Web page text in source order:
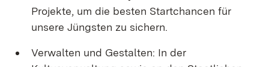
Projekte, um die besten Startchancen für
unsere Jüngsten zu sichern.
Verwalten und Gestalten: In der